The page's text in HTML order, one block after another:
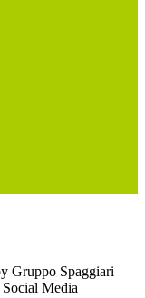
Gruppo Spaggiari
Media